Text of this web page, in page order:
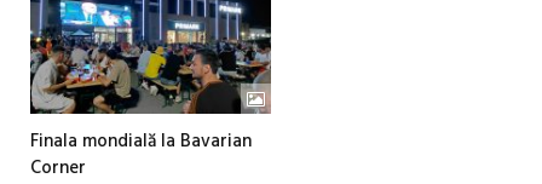
Finala mondială la Bavarian
Corner